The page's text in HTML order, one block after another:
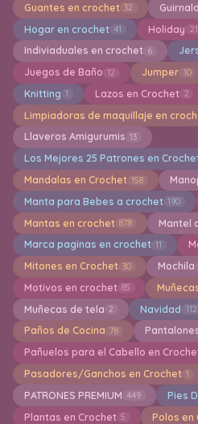
Guantes en crochet 32
Hogar en crochet 41 Holiday
Indiviaduales en crochet 6
Juegos de Baño 12 Jumper 10
Knitting 1 Lazos en Crochet 2
Limpiadoras de maquillaje en
Llaveros Amigurumis 13
Los Mejores 25 Patrones en
Mandalas en Crochet 158
Manta para Bebes a crochet 190
Mantas en crochet 878 Mantel
Marca paginas en crochet 11
Mitones en Crochet 30 Mochila
Motivos en crochet 85
Muñecas de tela 2 Navidad 112
Paños de Cocina 78
Pañuelos para el Cabello en
Pasadores/Ganchos en Crochet 1
PATRONES PREMIUM 449 Pies
Plantas en Crochet 5 Polos en